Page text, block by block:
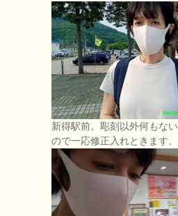
新得駅前。彫刻以外何もな
ので一応修正入れときます。